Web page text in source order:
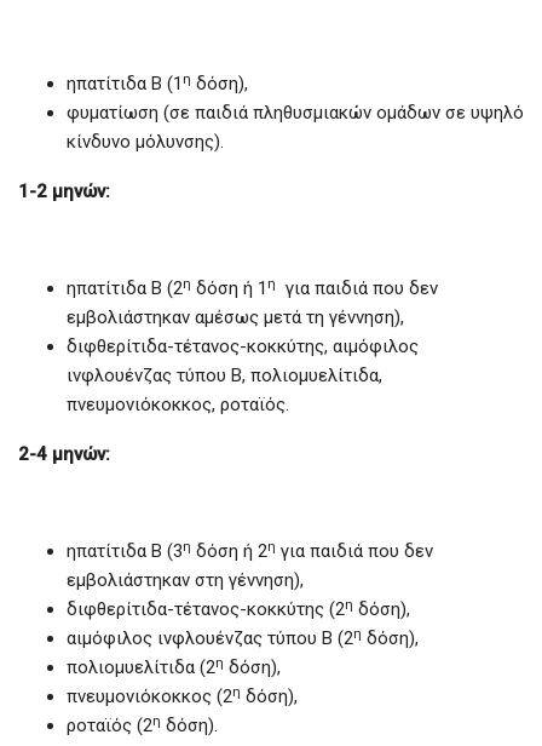
ηπατίτιδα Β (1 η δόση),
φυματίωση (σε παιδιά πληθυσμιακών ομάδων σε υψηλό
κίνδυνο μόλυνσης).
1-2 μηνών:
ηπατίτιδα Β (2η δόση ή 1 η
για παιδιά που δεν
εμβολιάστηκαν αμέσως μετά τη γέννηση),
διφθερίτιδα-τέτανος-κοκκύτης, αιμόφιλος
ινφλουένζας τύπου Β, πολιομυελίτιδα,
πνευμονιόκοκκος, ροταϊός.
2-4 μηνών:
ηπατίτιδα Β (3η δόση ή 2η για παιδιά που δεν
εμβολιάστηκαν στη γέννηση),
διφθερίτιδα-τέτανος-κοκκύτης (2η δόση),
αιμόφιλος ινφλουένζας τύπου Β (2η δόση),
πολιομυελίτιδα (2η δόση),
πνευμονιόκοκκος (2η δόση),
ροταϊός (2η δόση).